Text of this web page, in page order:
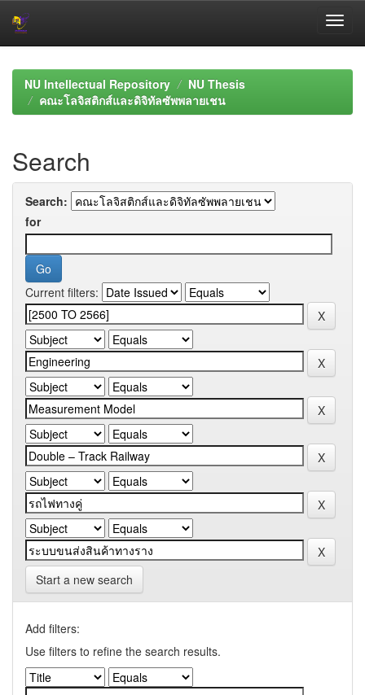
navigationNU Intellectual Repository
NU Thesis
คณะโลจิสติกส์และดิจิทัลซัพพลายเชน
Search
Search:
for
Current filters:
Start a new search
Add filters:
Use filters to refine the search results.